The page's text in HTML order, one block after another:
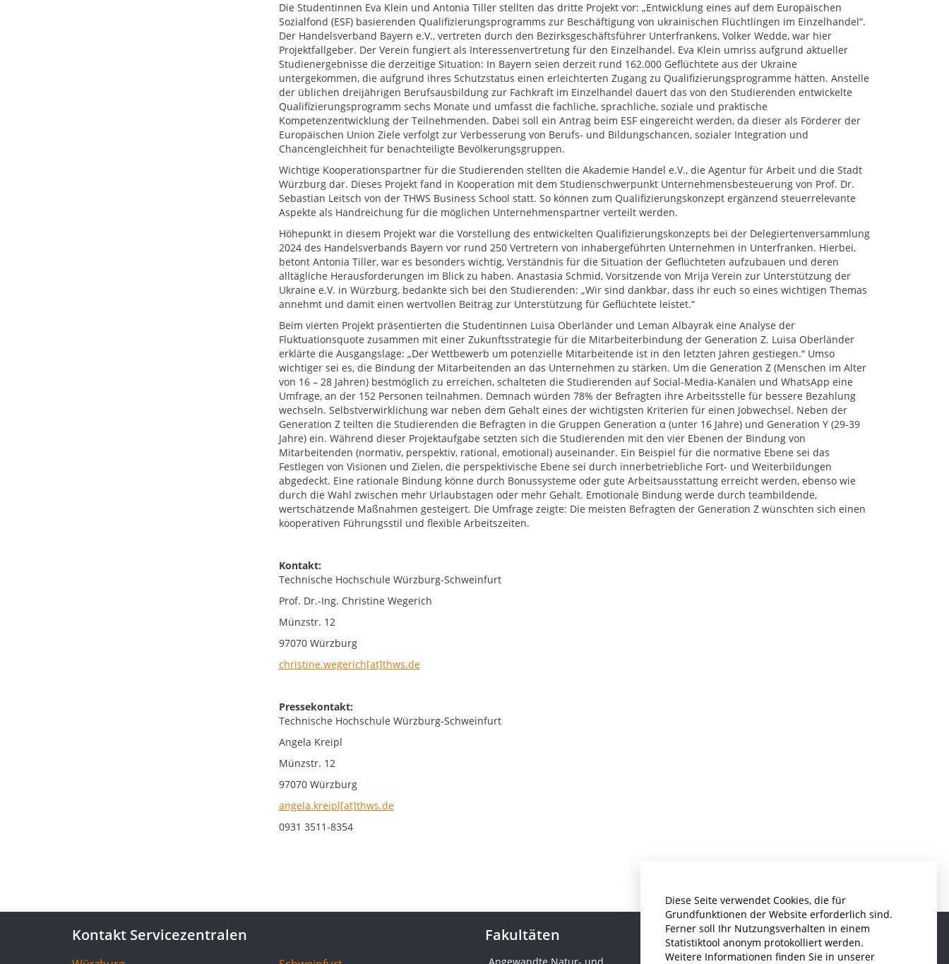
Diese Seite verwendet Cookies, die für
Grundfunktionen der Website erforderlich sind.
Ferner soll Ihr Nutzungsverhalten in einem
Statistiktool anonym protokolliert werden.
Weitere Informationen finden Sie in unserer
Die Studentinnen Eva Klein und Antonia Tiller stellten das dritte Projekt vor: „Entwicklung eines auf dem Europäischen
Sozialfond (ESF) basierenden Qualifizierungsprogramms zur Beschäftigung von ukrainischen Flüchtlingen im Einzelhandel“.
Der Handelsverband Bayern e.V., vertreten durch den Bezirksgeschäftsführer Unterfrankens, Volker Wedde, war hier
Projektfallgeber. Der Verein fungiert als Interessenvertretung für den Einzelhandel. Eva Klein umriss aufgrund aktueller
Studienergebnisse die derzeitige Situation: In Bayern seien derzeit rund 162.000 Geflüchtete aus der Ukraine
untergekommen, die aufgrund ihres Schutzstatus einen erleichterten Zugang zu Qualifizierungsprogramme hätten. Anstelle
der üblichen dreijährigen Berufsausbildung zur Fachkraft im Einzelhandel dauert das von den Studierenden entwickelte
Qualifizierungsprogramm sechs Monate und umfasst die fachliche, sprachliche, soziale und praktische
Kompetenzentwicklung der Teilnehmenden. Dabei soll ein Antrag beim ESF eingereicht werden, da dieser als Förderer der
Europäischen Union Ziele verfolgt zur Verbesserung von Berufs- und Bildungschancen, sozialer Integration und
Chancengleichheit für benachteiligte Bevölkerungsgruppen.
Wichtige Kooperationspartner für die Studierenden stellten die Akademie Handel e.V., die Agentur für Arbeit und die Stadt
Würzburg dar. Dieses Projekt fand in Kooperation mit dem Studienschwerpunkt Unternehmensbesteuerung von Prof. Dr.
Sebastian Leitsch von der THWS Business School statt. So können zum Qualifizierungskonzept ergänzend steuerrelevante
Aspekte als Handreichung für die möglichen Unternehmenspartner verteilt werden.
Höhepunkt in diesem Projekt war die Vorstellung des entwickelten Qualifizierungskonzepts bei der Delegiertenversammlung
2024 des Handelsverbands Bayern vor rund 250 Vertretern von inhabergeführten Unternehmen in Unterfranken. Hierbei,
betont Antonia Tiller, war es besonders wichtig, Verständnis für die Situation der Geflüchteten aufzubauen und deren
alltägliche Herausforderungen im Blick zu haben. Anastasia Schmid, Vorsitzende von Mrija Verein zur Unterstützung der
Ukraine e.V. in Würzburg, bedankte sich bei den Studierenden: „Wir sind dankbar, dass ihr euch so eines wichtigen Themas
annehmt und damit einen wertvollen Beitrag zur Unterstützung für Geflüchtete leistet.“
Beim vierten Projekt präsentierten die Studentinnen Luisa Oberländer und Leman Albayrak eine Analyse der
Fluktuationsquote zusammen mit einer Zukunftsstrategie für die Mitarbeiterbindung der Generation Z. Luisa Oberländer
erklärte die Ausgangslage: „Der Wettbewerb um potenzielle Mitarbeitende ist in den letzten Jahren gestiegen.“ Umso
wichtiger sei es, die Bindung der Mitarbeitenden an das Unternehmen zu stärken. Um die Generation Z (Menschen im Alter
von 16 – 28 Jahren) bestmöglich zu erreichen, schalteten die Studierenden auf Social-Media-Kanälen und WhatsApp eine
Umfrage, an der 152 Personen teilnahmen. Demnach würden 78% der Befragten ihre Arbeitsstelle für bessere Bezahlung
wechseln. Selbstverwirklichung war neben dem Gehalt eines der wichtigsten Kriterien für einen Jobwechsel. Neben der
Generation Z teilten die Studierenden die Befragten in die Gruppen Generation α (unter 16 Jahre) und Generation Y (29-39
Jahre) ein. Während dieser Projektaufgabe setzten sich die Studierenden mit den vier Ebenen der Bindung von
Mitarbeitenden (normativ, perspektiv, rational, emotional) auseinander. Ein Beispiel für die normative Ebene sei das
Festlegen von Visionen und Zielen, die perspektivische Ebene sei durch innerbetriebliche Fort- und Weiterbildungen
abgedeckt. Eine rationale Bindung könne durch Bonussysteme oder gute Arbeitsausstattung erreicht werden, ebenso wie
durch die Wahl zwischen mehr Urlaubstagen oder mehr Gehalt. Emotionale Bindung werde durch teambildende,
wertschätzende Maßnahmen gesteigert. Die Umfrage zeigte: Die meisten Befragten der Generation Z wünschten sich einen
kooperativen Führungsstil und flexible Arbeitszeiten.
Kontakt:
Technische Hochschule Würzburg-Schweinfurt
Prof. Dr.-Ing. Christine Wegerich
Münzstr. 12
97070 Würzburg
christine.wegerich[at]thws.de
Pressekontakt:
Technische Hochschule Würzburg-Schweinfurt
Angela Kreipl
Münzstr. 12
97070 Würzburg
angela.kreipl[at]thws.de
0931 3511-8354
Kontakt Servicezentralen Fakultäten